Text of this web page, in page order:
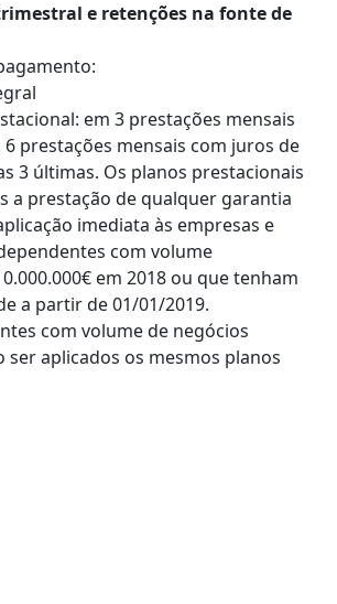
e retenções na fonte de
em 3 prestações mensais
prestações mensais com juros de
3 últimas. Os planos prestacionais
a prestação de qualquer garantia
imediata às empresas e
com volume
em 2018 ou que tenham
a partir de 01/01/2019.
com volume de negócios
ser aplicados os mesmos planos